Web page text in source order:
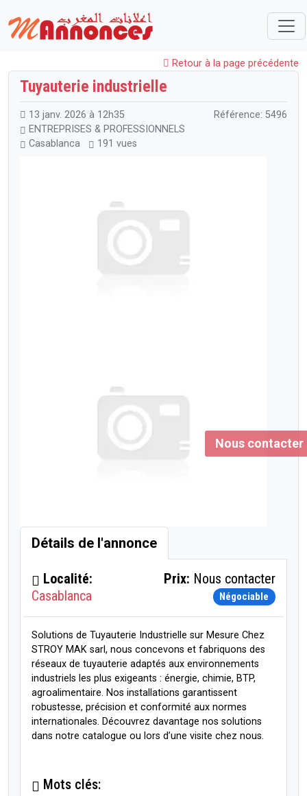
Maroc
ENTREPRISES & PROFESSIONNELS
Matériels Professionnels
Tuyauterie industrielle
Retour à la page précédente
Tuyauterie industrielle
13 janv. 2026 à 12h35
ENTREPRISES & PROFESSIONNELS
Casablanca
191 vues
Référence: 5496
Nous contacter
Détails de l'annonce
Localité:
Casablanca
Prix: Nous contacter
Négociable
Solutions de Tuyauterie Industrielle sur Mesure Chez
STROY MAK sarl, nous concevons et fabriquons des
réseaux de tuyauterie adaptés aux environnements
industriels les plus exigeants : énergie, chimie, BTP,
agroalimentaire. Nos installations garantissent
robustesse, précision et conformité aux normes
internationales. Découvrez davantage nos solutions
dans notre catalogue ou lors d’une visite chez nous.
Mots clés: